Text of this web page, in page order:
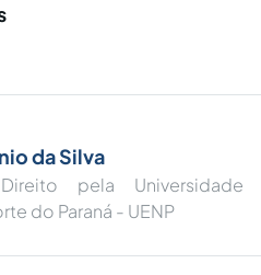
da Silva
pela Universidade
do Paraná - UENP